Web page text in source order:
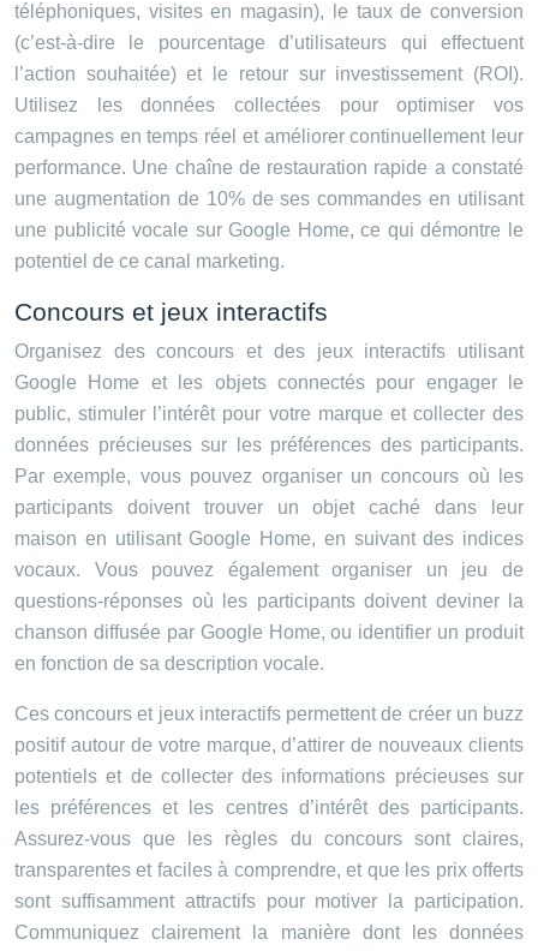
téléphoniques, visites en magasin), le taux de conversion
(c’est-à-dire le pourcentage d’utilisateurs qui effectuent
l’action souhaitée) et le retour sur investissement (ROI).
Utilisez les données collectées pour optimiser vos
campagnes en temps réel et améliorer continuellement leur
performance. Une chaîne de restauration rapide a constaté
une augmentation de 10% de ses commandes en utilisant
une publicité vocale sur Google Home, ce qui démontre le
potentiel de ce canal marketing.
Concours et jeux interactifs
Organisez des concours et des jeux interactifs utilisant
Google Home et les objets connectés pour engager le
public, stimuler l’intérêt pour votre marque et collecter des
données précieuses sur les préférences des participants.
Par exemple, vous pouvez organiser un concours où les
participants doivent trouver un objet caché dans leur
maison en utilisant Google Home, en suivant des indices
vocaux. Vous pouvez également organiser un jeu de
questions-réponses où les participants doivent deviner la
chanson diffusée par Google Home, ou identifier un produit
en fonction de sa description vocale.
Ces concours et jeux interactifs permettent de créer un buzz
positif autour de votre marque, d’attirer de nouveaux clients
potentiels et de collecter des informations précieuses sur
les préférences et les centres d’intérêt des participants.
Assurez-vous que les règles du concours sont claires,
transparentes et faciles à comprendre, et que les prix offerts
sont suffisamment attractifs pour motiver la participation.
Communiquez clairement la manière dont les données